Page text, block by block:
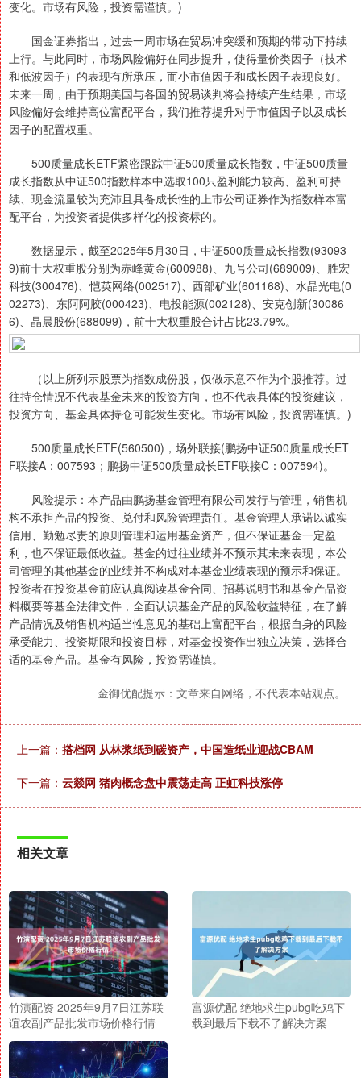
变化。市场有风险，投资需谨慎。)
国金证券指出，过去一周市场在贸易冲突缓和预期的带动下持续
上行。与此同时，市场风险偏好在同步提升，使得量价类因子（技术
和低波因子）的表现有所承压，而小市值因子和成长因子表现良好。
未来一周，由于预期美国与各国的贸易谈判将会持续产生结果，市场
风险偏好会维持高位富配平台，我们推荐提升对于市值因子以及成长
因子的配置权重。
500质量成长ETF紧密跟踪中证500质量成长指数，中证500质量
成长指数从中证500指数样本中选取100只盈利能力较高、盈利可持
续、现金流量较为充沛且具备成长性的上市公司证券作为指数样本富
配平台，为投资者提供多样化的投资标的。
数据显示，截至2025年5月30日，中证500质量成长指数(93093
9)前十大权重股分别为赤峰黄金(600988)、九号公司(689009)、胜宏
科技(300476)、恺英网络(002517)、西部矿业(601168)、水晶光电(0
02273)、东阿阿胶(000423)、电投能源(002128)、安克创新(30086
6)、晶晨股份(688099)，前十大权重股合计占比23.79%。
（以上所列示股票为指数成份股，仅做示意不作为个股推荐。过
往持仓情况不代表基金未来的投资方向，也不代表具体的投资建议，
投资方向、基金具体持仓可能发生变化。市场有风险，投资需谨慎。)
500质量成长ETF(560500)，场外联接(鹏扬中证500质量成长ET
F联接A：007593；鹏扬中证500质量成长ETF联接C：007594)。
风险提示：本产品由鹏扬基金管理有限公司发行与管理，销售机
构不承担产品的投资、兑付和风险管理责任。基金管理人承诺以诚实
信用、勤勉尽责的原则管理和运用基金资产，但不保证基金一定盈
利，也不保证最低收益。基金的过往业绩并不预示其未来表现，本公
司管理的其他基金的业绩并不构成对本基金业绩表现的预示和保证。
投资者在投资基金前应认真阅读基金合同、招募说明书和基金产品资
料概要等基金法律文件，全面认识基金产品的风险收益特征，在了解
产品情况及销售机构适当性意见的基础上富配平台，根据自身的风险
承受能力、投资期限和投资目标，对基金投资作出独立决策，选择合
适的基金产品。基金有风险，投资需谨慎。
金御优配提示：文章来自网络，不代表本站观点。
上一篇： 搭档网 从林浆纸到碳资产，中国造纸业迎战CBAM
下一篇： 云燚网 猪肉概念盘中震荡走高 正虹科技涨停
相关文章
竹演配资 2025年9月7日江苏联
谊农副产品批发市场价格行情
富源优配 绝地求生pubg吃鸡下
载到最后下载不了解决方案